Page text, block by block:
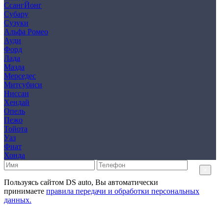
СсангЙонг
Субару
Сузуки
Альфа Ромео
Ауди
Форд
Лада
Мазда
Мерседес
Митсубиси
Ниссан
Хендай
Опель
Пежо
Тойота
Уаз
Фиат
Хонда
Пользуясь сайтом DS auto, Вы автоматически
принимаете правила передачи и обработки персональных
данных.